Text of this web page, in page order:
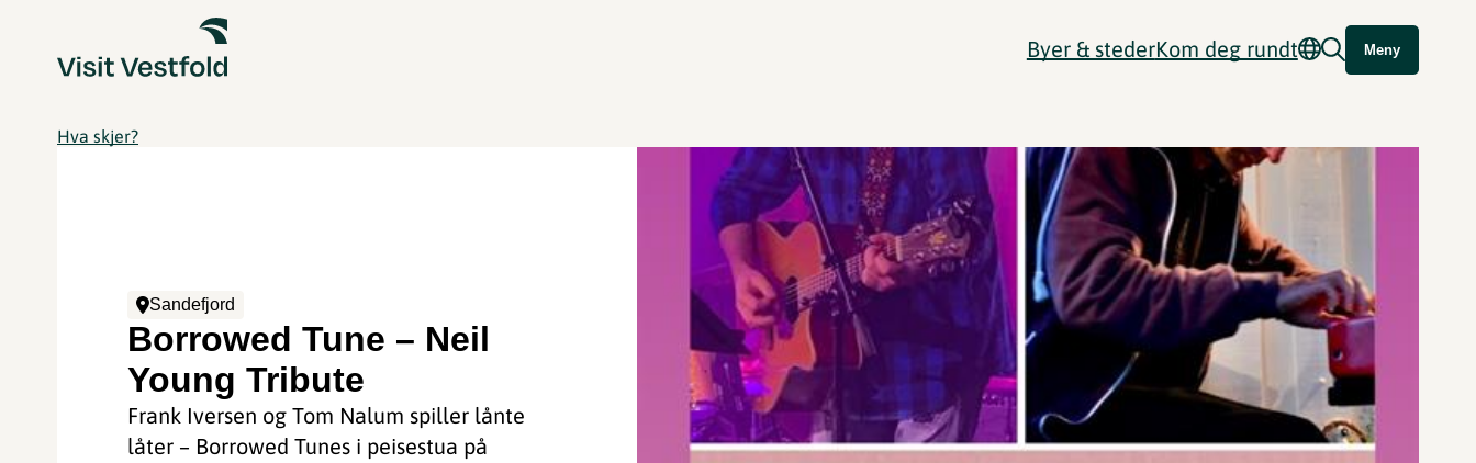
Byer & stederKom deg rundt Meny
Hva skjer?
Sandefjord
Borrowed Tune – Neil
Young Tribute
Frank Iversen og Tom Nalum spiller lånte
låter – Borrowed Tunes i peisestua på